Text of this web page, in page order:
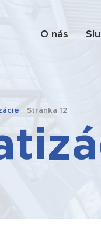
O nás
Stránka 12